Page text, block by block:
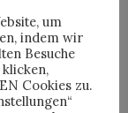
um
indem wir
Besuche
klicken,
Cookies zu.